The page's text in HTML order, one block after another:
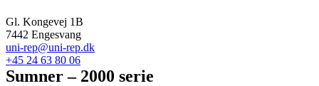
Gl. Kongevej 1B
7442 Engesvang
uni-rep@uni-rep.dk
+45 24 63 80 06
Sumner – 2000 serie